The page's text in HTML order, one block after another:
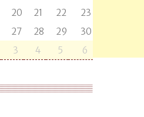
20 21 22
23
27 28 29
30
3 4 5 6